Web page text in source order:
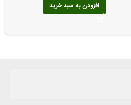
افزودن به سبد خرید